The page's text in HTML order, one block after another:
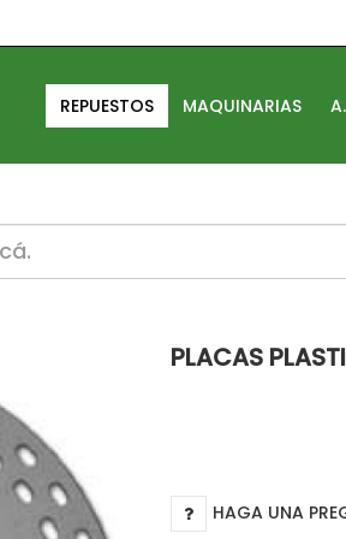
REPUESTOS MAQUINARIAS
layouts/default/html/
PLACAS
HAGA UNA